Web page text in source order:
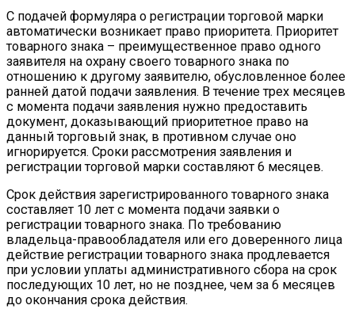
С подачей формуляра о регистрации торговой марки
автоматически возникает право приоритета. Приоритет
товарного знака – преимущественное право одного
заявителя на охрану своего товарного знака по
отношению к другому заявителю, обусловленное более
ранней датой подачи заявления. В течение трех месяцев
с момента подачи заявления нужно предоставить
документ, доказывающий приоритетное право на
данный торговый знак, в противном случае оно
игнорируется. Сроки рассмотрения заявления и
регистрации торговой марки составляют 6 месяцев.
Срок действия зарегистрированного товарного знака
составляет 10 лет с момента подачи заявки о
регистрации товарного знака. По требованию
владельца-правообладателя или его доверенного лица
действие регистрации товарного знака продлевается
при условии уплаты административного сбора на срок
последующих 10 лет, но не позднее, чем за 6 месяцев
до окончания срока действия.